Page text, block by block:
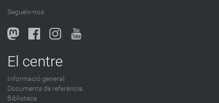
b
l
o
-
Segueix-nos:
El centre
Informació general
Documents de referència
Biblioteca